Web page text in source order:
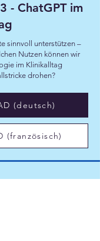
- ChatGPT im
sinnvoll unterstützen –
Nutzen können wir
im Klinikalltag
drohen?
(deutsch)
(französisch)